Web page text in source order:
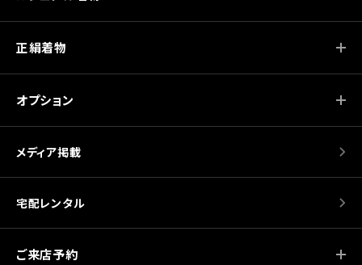
正絹着物
オプション
メディア掲載
宅配レンタル
ご来店予約